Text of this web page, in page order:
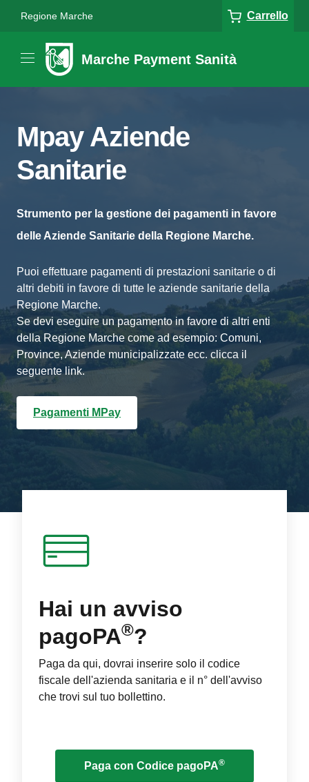
Regione Marche Carrello
Marche Payment Sanità
Mpay Aziende
Sanitarie
Strumento per la gestione dei pagamenti in favore
delle Aziende Sanitarie della Regione Marche.
Puoi effettuare pagamenti di prestazioni sanitarie o di
altri debiti in favore di tutte le aziende sanitarie della
Regione Marche.
Se devi eseguire un pagamento in favore di altri enti
della Regione Marche come ad esempio: Comuni,
Province, Aziende municipalizzate ecc. clicca il
seguente link.
Pagamenti MPay
Hai un avviso
pagoPA®?
Paga da qui, dovrai inserire solo il codice
fiscale dell'azienda sanitaria e il n° dell'avviso
che trovi sul tuo bollettino.
Paga con Codice pagoPA®